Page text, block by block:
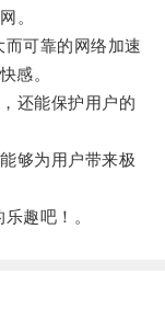
。
可靠的网络加速
感。
还能保护用户的
够为用户带来极
趣吧！。